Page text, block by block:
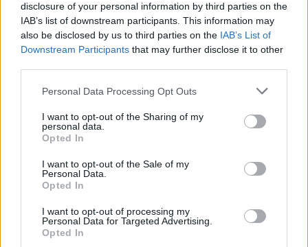
disclosure of your personal information by third parties on the
IAB’s list of downstream participants. This information may
also be disclosed by us to third parties on the IAB’s List of
Downstream Participants that may further disclose it to other
Personal Data Processing Opt Outs
I want to opt-out of the Sharing of my
personal data.
Opted In
I want to opt-out of the Sale of my
Personal Data.
Opted In
I want to opt-out of processing my
Personal Data for Targeted Advertising.
Opted In
Leggi l'articolo:
Un albero per Lorenzo